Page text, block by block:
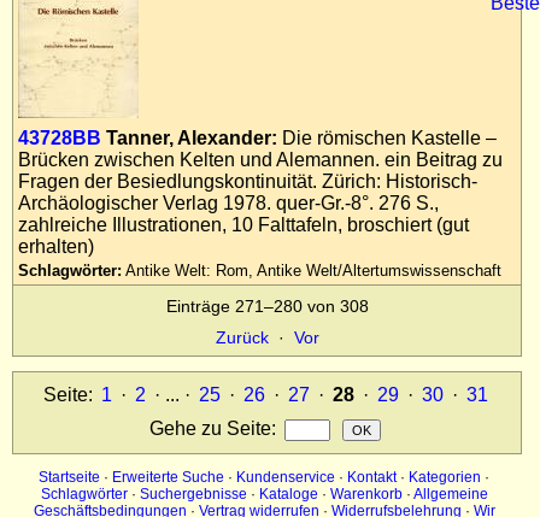
43728BB Tanner, Alexander: Die römischen Kastelle –
Brücken zwischen Kelten und Alemannen. ein Beitrag zu
Fragen der Besiedlungskontinuität. Zürich: Historisch-
Archäologischer Verlag 1978. quer-Gr.-8°. 276 S.,
zahlreiche Illustrationen, 10 Falttafeln, broschiert (gut
erhalten)
Schlagwörter: Antike Welt: Rom, Antike Welt/Altertumswissenschaft
Einträge 271–280 von 308
Zurück · Vor
Seite: 1 · 2 · ... · 25 · 26 · 27 · 28 · 29 · 30 · 31
Gehe zu Seite:
Startseite · Erweiterte Suche · Kundenservice · Kontakt· Kategorien ·
Schlagwörter· Suchergebnisse · Kataloge · Warenkorb· Allgemeine
Geschäftsbedingungen · Vertrag widerrufen · Widerrufsbelehrung · Wir